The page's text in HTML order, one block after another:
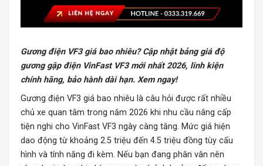
Gương điện VF3 giá bao nhiêu?Cập nhật bảng giá độ
gương gập điện VinFast VF3 mới nhất 2026, linh kiện
chính hãng, bảo hành dài hạn. Xem ngay!
Gương điện VF3 giá bao nhiêu là câu hỏi được rất nhiều
chủ xe quan tâm trong năm 2026 khi nhu cầu nâng cấp
tiện nghi cho VinFast VF3 ngày càng tăng. Mức giá hiện
dao động từ khoảng 2.5 triệu đến 4.5 triệu đồng tùy cấu
hình và tính năng đi kèm. Nếu bạn đang phân vân nên